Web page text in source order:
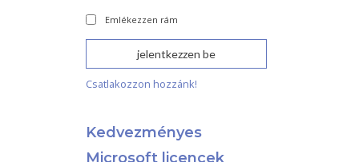
Emlékezzen rám
Csatlakozzon hozzánk!
Kedvezményes
Microsoft licencek